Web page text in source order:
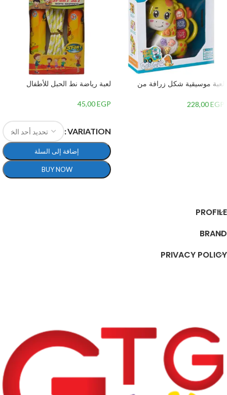
لعبة موسيقية شكل زرافة من
228,00EGP
لعبة رياضة نط الحبل للأطفال
45,00EGP
VARIATION
إضافة إلى السلة
BUY NOW
PROFILE
BRAND
PRIVACY POLICY